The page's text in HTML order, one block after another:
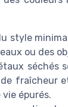
style
ou des
séchés
fraîcheur
épurés.